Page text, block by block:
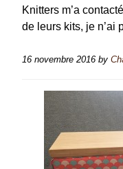
Knitters m’a
de leurs kits, je n’ai
16 novembre 2016 by